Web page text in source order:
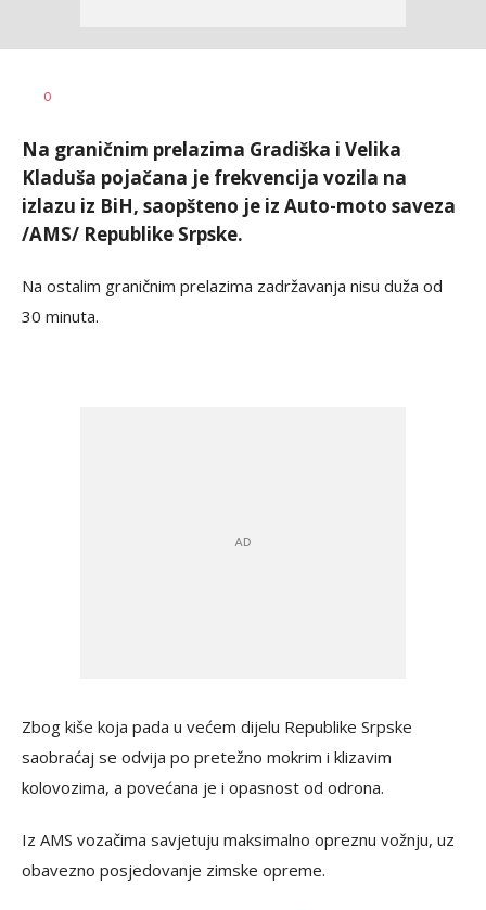
AUTOR
0
Na graničnim prelazima Gradiška i Velika
Kladuša pojačana je frekvencija vozila na
izlazu iz BiH, saopšteno je iz Auto-moto saveza
/AMS/ Republike Srpske.
Na ostalim graničnim prelazima zadržavanja nisu duža od
30 minuta.
Zbog kiše koja pada u većem dijelu Republike Srpske
saobraćaj se odvija po pretežno mokrim i klizavim
kolovozima, a povećana je i opasnost od odrona.
Iz AMS vozačima savjetuju maksimalno opreznu vožnju, uz
obavezno posjedovanje zimske opreme.